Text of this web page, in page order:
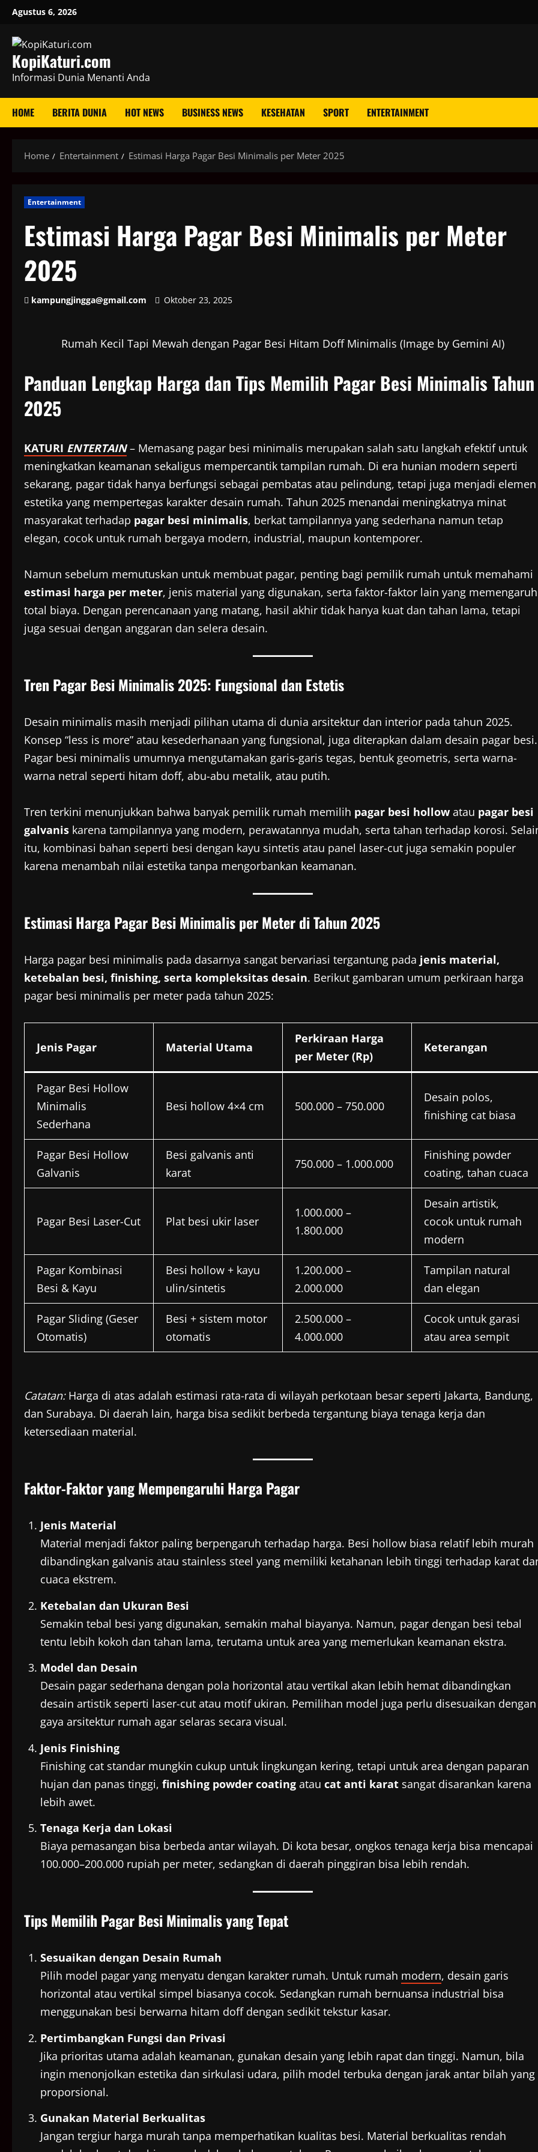
Skip
content
Agustus 6, 2026
KopiKaturi.com
Informasi Dunia Menanti Anda
HOME BERITA DUNIA HOT NEWS BUSINESS NEWS KESEHATAN SPORT ENTERTAINMENT
Home Entertainment Estimasi Harga Pagar Besi Minimalis per Meter 2025
Entertainment
Estimasi Harga Pagar Besi Minimalis per Meter
2025
kampungjingga@gmail.com Oktober 23, 2025
Rumah Kecil Tapi Mewah dengan Pagar Besi Hitam Doff Minimalis (Image by Gemini AI)
Panduan Lengkap Harga dan Tips Memilih Pagar Besi Minimalis Tahun
2025
KATURI ENTERTAIN– Memasang pagar besi minimalis merupakan salah satu langkah efektif untuk
meningkatkan keamanan sekaligus mempercantik tampilan rumah. Di era hunian modern seperti
sekarang, pagar tidak hanya berfungsi sebagai pembatas atau pelindung, tetapi juga menjadi elemen
estetika yang mempertegas karakter desain rumah. Tahun 2025 menandai meningkatnya minat
masyarakat terhadap pagar besi minimalis, berkat tampilannya yang sederhana namun tetap
elegan, cocok untuk rumah bergaya modern, industrial, maupun kontemporer.
Namun sebelum memutuskan untuk membuat pagar, penting bagi pemilik rumah untuk memahami
estimasi harga per meter, jenis material yang digunakan, serta faktor-faktor lain yang
total biaya. Dengan perencanaan yang matang, hasil akhir tidak hanya kuat dan tahan lama, tetapi
juga sesuai dengan anggaran dan selera desain.
Tren Pagar Besi Minimalis 2025: Fungsional dan Estetis
Desain minimalis masih menjadi pilihan utama di dunia arsitektur dan interior pada tahun 2025.
Konsep “less is more” atau kesederhanaan yang fungsional, juga diterapkan dalam desain pagar besi.
Pagar besi minimalis umumnya mengutamakan garis-garis tegas, bentuk geometris, serta warna-
warna netral seperti hitam doff, abu-abu metalik, atau putih.
Tren terkini menunjukkan bahwa banyak pemilik rumah memilih pagar besi hollow atau pagar besi
galvanis karena tampilannya yang modern, perawatannya mudah, serta tahan terhadap korosi.
itu, kombinasi bahan seperti besi dengan kayu sintetis atau panel laser-cut juga semakin populer
karena menambah nilai estetika tanpa mengorbankan keamanan.
Estimasi Harga Pagar Besi Minimalis per Meter di Tahun 2025
Harga pagar besi minimalis pada dasarnya sangat bervariasi tergantung pada jenis material,
ketebalan besi, finishing, serta kompleksitas desain. Berikut gambaran umum perkiraan harga
pagar besi minimalis per meter pada tahun 2025:
Jenis Pagar Material Utama
Perkiraan Harga
per Meter (Rp)
Keterangan
Pagar Besi Hollow
Minimalis
Sederhana
Besi hollow 4×4 cm 500.000 – 750.000
Desain polos,
finishing cat biasa
Pagar Besi Hollow
Galvanis
Besi galvanis anti
karat
750.000 – 1.000.000
Finishing powder
coating, tahan cuaca
Pagar Besi Laser-Cut Plat besi ukir laser
1.000.000 –
1.800.000
Desain artistik,
cocok untuk rumah
modern
Pagar Kombinasi
Besi & Kayu
Besi hollow + kayu
ulin/sintetis
1.200.000 –
2.000.000
Tampilan natural
dan elegan
Pagar Sliding (Geser
Otomatis)
Besi + sistem motor
otomatis
2.500.000 –
4.000.000
Cocok untuk garasi
atau area sempit
Catatan:Harga di atas adalah estimasi rata-rata di wilayah perkotaan besar seperti Jakarta, Bandung,
dan Surabaya. Di daerah lain, harga bisa sedikit berbeda tergantung biaya tenaga kerja dan
ketersediaan material.
Faktor-Faktor yang Mempengaruhi Harga Pagar
Jenis Material
Material menjadi faktor paling berpengaruh terhadap harga. Besi hollow biasa relatif lebih murah
dibandingkan galvanis atau stainless steel yang memiliki ketahanan lebih tinggi terhadap karat
cuaca ekstrem.
Ketebalan dan Ukuran Besi
Semakin tebal besi yang digunakan, semakin mahal biayanya. Namun, pagar dengan besi tebal
tentu lebih kokoh dan tahan lama, terutama untuk area yang memerlukan keamanan ekstra.
Model dan Desain
Desain pagar sederhana dengan pola horizontal atau vertikal akan lebih hemat dibandingkan
desain artistik seperti laser-cut atau motif ukiran. Pemilihan model juga perlu disesuaikan dengan
gaya arsitektur rumah agar selaras secara visual.
Jenis Finishing
Finishing cat standar mungkin cukup untuk lingkungan kering, tetapi untuk area dengan paparan
hujan dan panas tinggi, finishing powder coating atau cat anti karat sangat disarankan karena
lebih awet.
Tenaga Kerja dan Lokasi
Biaya pemasangan bisa berbeda antar wilayah. Di kota besar, ongkos tenaga kerja bisa mencapai
100.000–200.000 rupiah per meter, sedangkan di daerah pinggiran bisa lebih rendah.
Tips Memilih Pagar Besi Minimalis yang Tepat
Sesuaikan dengan Desain Rumah
Pilih model pagar yang menyatu dengan karakter rumah. Untuk rumah modern, desain garis
horizontal atau vertikal simpel biasanya cocok. Sedangkan rumah bernuansa industrial bisa
menggunakan besi berwarna hitam doff dengan sedikit tekstur kasar.
Pertimbangkan Fungsi dan Privasi
Jika prioritas utama adalah keamanan, gunakan desain yang lebih rapat dan tinggi. Namun, bila
ingin menonjolkan estetika dan sirkulasi udara, pilih model terbuka dengan jarak antar bilah yang
proporsional.
Gunakan Material Berkualitas
Jangan tergiur harga murah tanpa memperhatikan kualitas besi. Material berkualitas rendah